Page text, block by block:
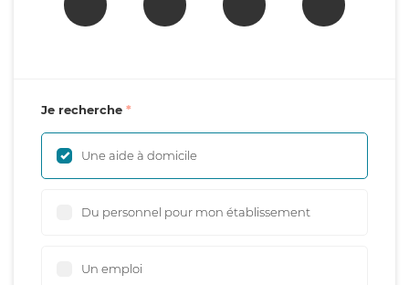
Je recherche
Une aide à domicile
Du personnel pour mon établissement
Un emploi